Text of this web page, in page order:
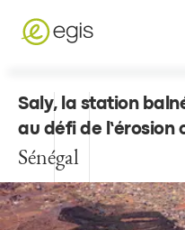
Saly, la station
au défi de l’érosion
Sénégal